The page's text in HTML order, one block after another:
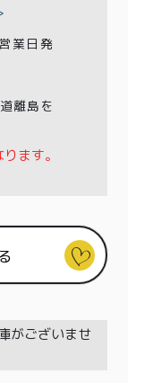
業日発
離島を
ます。
がございませ